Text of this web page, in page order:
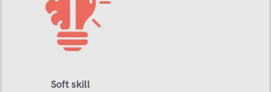
Soft skill